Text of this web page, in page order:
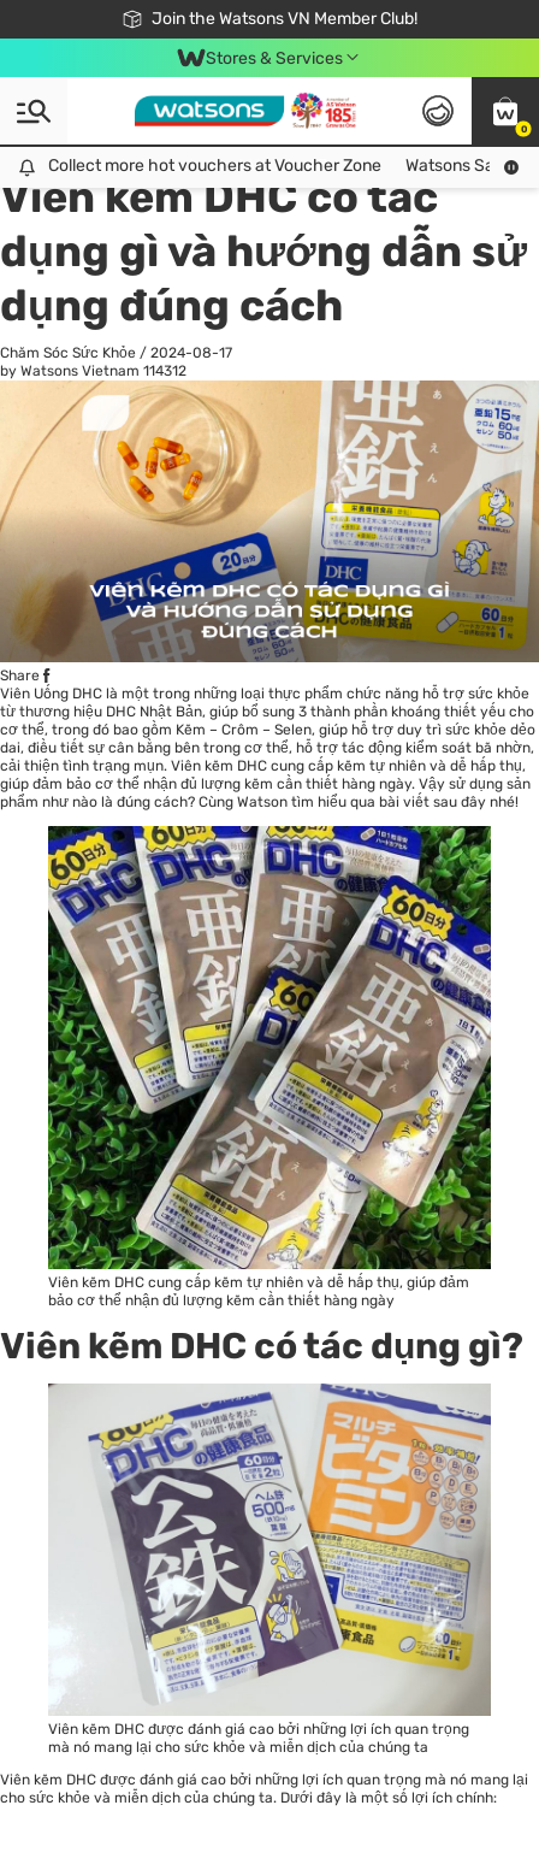
Join the Watsons VN Member Club!
Free Shipping For Order From 249,000Đ
24h Fast delivery in Hồ Chí Minh City
Stores & Services
0
Collect more hot vouchers at Voucher Zone
Collect more hot vouchers at Voucher Zone Watsons Safety
All
Chăm Sóc Cá Nhân
Viên kẽm DHC có tác
dụng gì và hướng dẫn sử
dụng đúng cách
Chăm Sóc Sức Khỏe / 2024-08-17
by Watsons Vietnam 114312
Share
Viên Uống DHC là một trong những loại thực phẩm chức năng hỗ trợ sức khỏe
từ thương hiệu DHC Nhật Bản, giúp bổ sung 3 thành phần khoáng thiết yếu cho
cơ thể, trong đó bao gồm Kẽm – Crôm – Selen, giúp hỗ trợ duy trì sức khỏe dẻo
dai, điều tiết sự cân bằng bên trong cơ thể, hỗ trợ tác động kiểm soát bã nhờn,
cải thiện tình trạng mụn. Viên kẽm DHC cung cấp kẽm tự nhiên và dễ hấp thụ,
giúp đảm bảo cơ thể nhận đủ lượng kẽm cần thiết hàng ngày. Vậy sử dụng sản
phẩm như nào là đúng cách? Cùng Watson tìm hiểu qua bài viết sau đây nhé!
Viên kẽm DHC cung cấp kẽm tự nhiên và dễ hấp thụ, giúp đảm
bảo cơ thể nhận đủ lượng kẽm cần thiết hàng ngày
Viên kẽm DHC có tác dụng gì?
Viên kẽm DHC được đánh giá cao bởi những lợi ích quan trọng
mà nó mang lại cho sức khỏe và miễn dịch của chúng ta
Viên kẽm DHC được đánh giá cao bởi những lợi ích quan trọng mà nó mang lại
cho sức khỏe và miễn dịch của chúng ta. Dưới đây là một số lợi ích chính: